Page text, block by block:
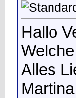
Hallo
Alles
Martina